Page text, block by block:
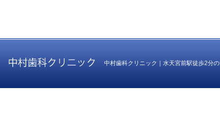
中村歯科クリニック｜水天宮前駅徒歩2分